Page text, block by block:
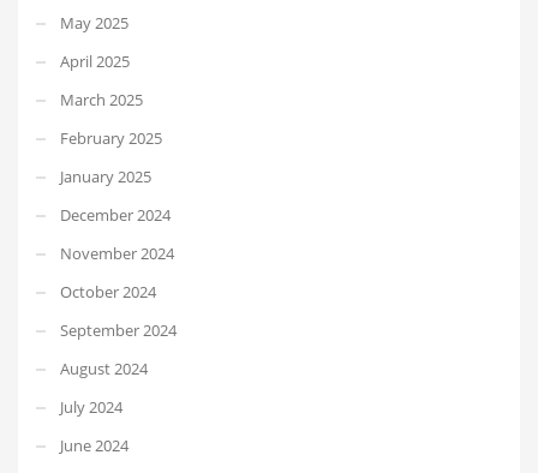
May 2025
April 2025
March 2025
February 2025
January 2025
December 2024
November 2024
October 2024
September 2024
August 2024
July 2024
June 2024